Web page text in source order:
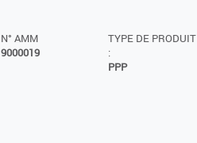
N° AMM
9000019
TYPE DE PRODUIT
:
PPP